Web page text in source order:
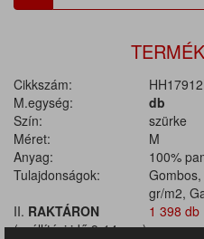
Cikkszám:
M.egység:
db
Szín:
szürke
Méret:
M
Anyag:
100%
Tulajdonságok:
gr/m2,
II. RAKTÁRON
(szállítási idő 9-14 nap)
1 398 db